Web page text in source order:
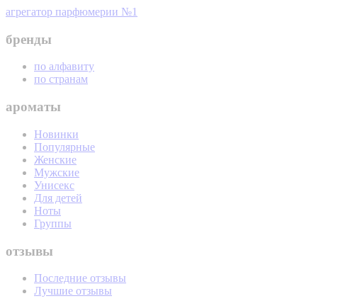
агрегатор парфюмерии №1
бренды
по алфавиту
по странам
ароматы
Новинки
Популярные
Женские
Мужские
Унисекс
Для детей
Ноты
Группы
отзывы
Последние отзывы
Лучшие отзывы